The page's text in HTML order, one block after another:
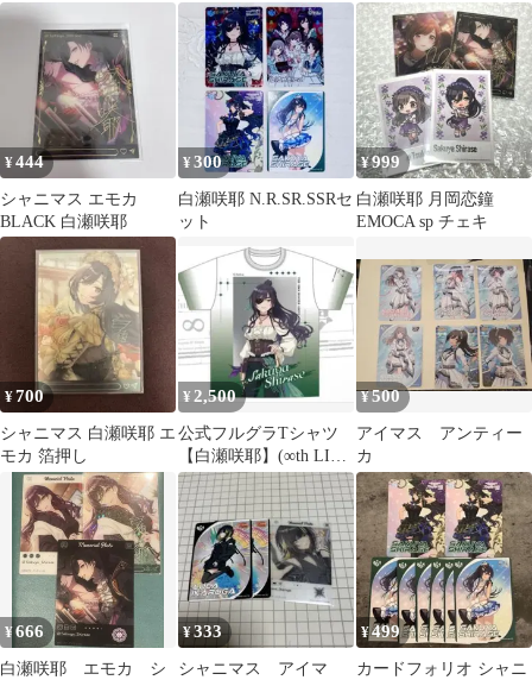
ーライン 白瀬咲耶
のボーダーライン 白
瀬咲耶 SSP
白瀬咲耶 箔押し サイン
¥444
シャニマス エモカ
BLACK 白瀬咲耶
¥300
白瀬咲耶 N.R.SR.SSRセ
ット
¥999
白瀬咲耶 月岡恋鐘
EMOCA sp チェキ
¥700
シャニマス 白瀬咲耶 エ
モカ 箔押し
¥ 2,500
公式フルグラTシャツ
【白瀬咲耶】(∞th LIVE
ver.) Lサイズ
¥500
アイマス アンティー
カ
¥666
白瀬咲耶 エモカ シ
¥333
シャニマス アイマ
¥499
カードフォリオ シャニ